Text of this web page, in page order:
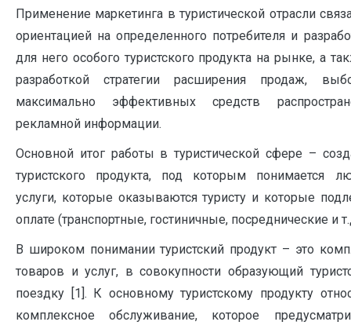
Применение маркетинга в туристической отрасли
ориентацией на определенного потребителя и
для него особого туристского продукта на рынке, а
разработкой стратегии расширения продаж,
максимально эффективных средств
рекламной информации.
Основной итог работы в туристической сфере –
туристского продукта, под которым понимается
услуги, которые оказываются туристу и которые
оплате (транспортные, гостиничные, посреднические и
В широком понимании туристский продукт – это
товаров и услуг, в совокупности образующий
поездку [1]. К основному туристскому продукту
комплексное обслуживание, которое